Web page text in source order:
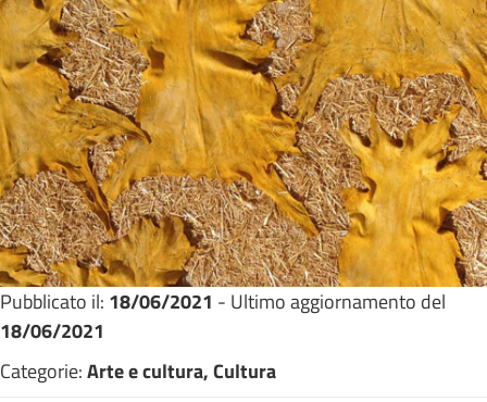
Pubblicato il: 18/06/2021 - Ultimo aggiornamento del
18/06/2021
Categorie:Arte e cultura, Cultura